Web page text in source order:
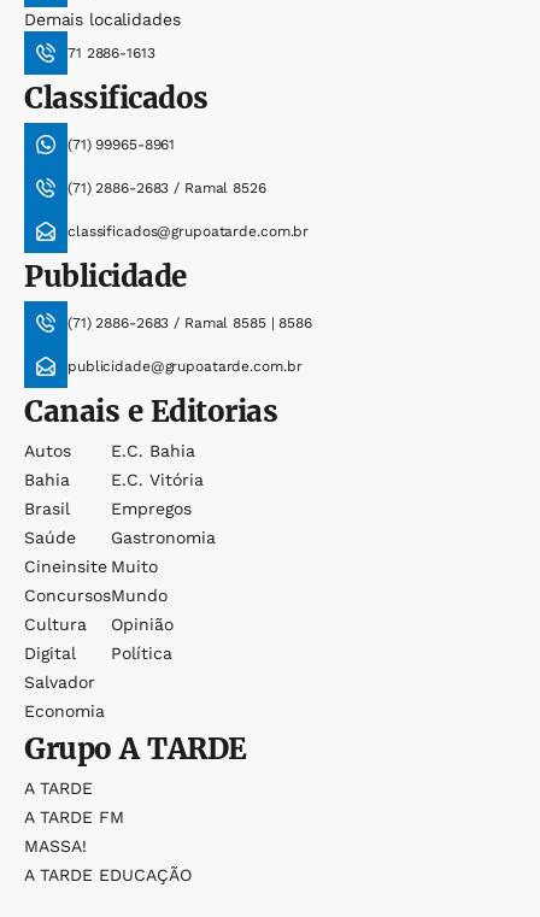
Demais localidades
71 2886-1613
Classificados
(71) 99965-8961
(71) 2886-2683 / Ramal 8526
classificados@grupoatarde.com.br
Publicidade
(71) 2886-2683 / Ramal 8585 | 8586
publicidade@grupoatarde.com.br
Canais e Editorias
Autos
Bahia
Brasil
Saúde
Cineinsite
Concursos
Cultura
Digital
Salvador
Economia
E.c. Bahia
E.c. Vitória
Empregos
Gastronomia
Muito
Mundo
Opinião
Política
GrupoA TARDE
A TARDE
A TARDE FM
MASSA!
A TARDE EDUCAÇÃO